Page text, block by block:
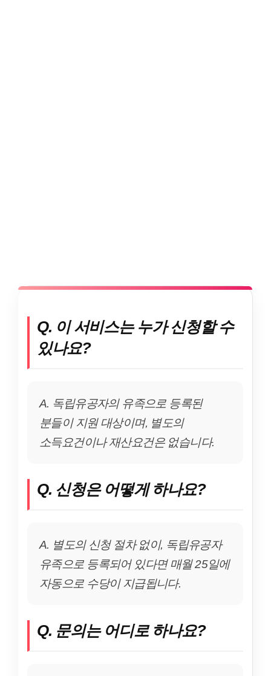
Q. 이 서비스는 누가 신청할 수
있나요?
A. 독립유공자의 유족으로 등록된
분들이 지원 대상이며, 별도의
소득요건이나 재산요건은 없습니다.
Q. 신청은 어떻게 하나요?
A. 별도의 신청 절차 없이, 독립유공자
유족으로 등록되어 있다면 매월 25일에
자동으로 수당이 지급됩니다.
Q. 문의는 어디로 하나요?